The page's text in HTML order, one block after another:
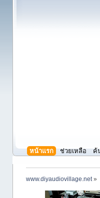
หน้าแรก ช่วยเหลือ ค้
www.diyaudiovillage.net»